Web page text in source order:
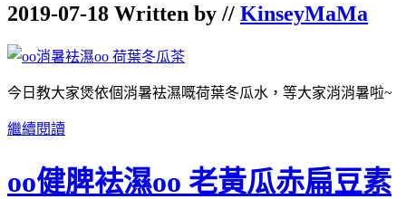
2019-07-18 Written by // KinseyMaMa
今日教大家煲依個消暑袪濕嘅荷葉冬瓜水，等大家消消暑啦~
繼續閱讀
oo健脾袪濕oo 老黃瓜赤扁豆素